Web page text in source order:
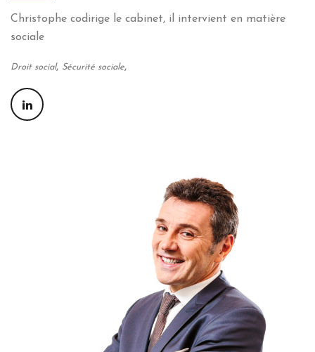
Christophe codirige le cabinet, il intervient en matière
sociale
Droit social, Sécurité sociale,